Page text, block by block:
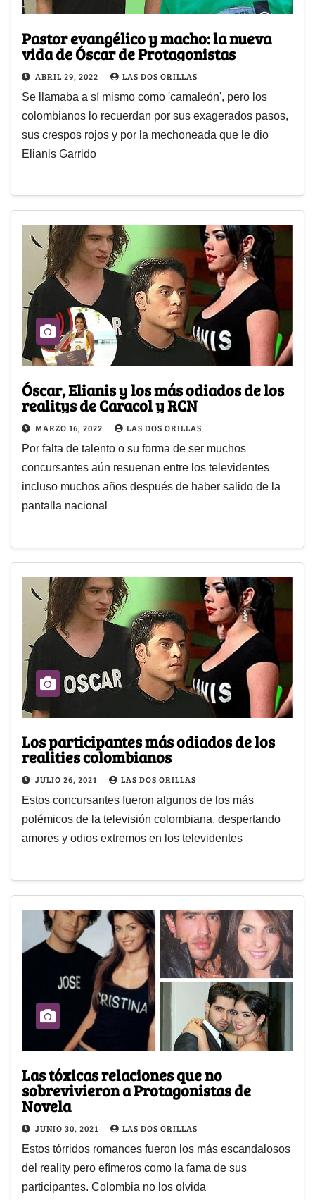
Pastor evangélico y macho: la nueva
vida de Óscar de Protagonistas
ABRIL 29, 2022 LAS DOS ORILLAS
Se llamaba a sí mismo como 'camaleón', pero los
colombianos lo recuerdan por sus exagerados pasos,
sus crespos rojos y por la mechoneada que le dio
Elianis Garrido
Óscar, Elianis y los más odiados de los
realitys de Caracol y RCN
MARZO 16, 2022 LAS DOS ORILLAS
Por falta de talento o su forma de ser muchos
concursantes aún resuenan entre los televidentes
incluso muchos años después de haber salido de la
pantalla nacional
Los participantes más odiados de los
realities colombianos
JULIO 26, 2021 LAS DOS ORILLAS
Estos concursantes fueron algunos de los más
polémicos de la televisión colombiana, despertando
amores y odios extremos en los televidentes
Las tóxicas relaciones que no
sobrevivieron a Protagonistas de
Novela
JUNIO 30, 2021 LAS DOS ORILLAS
Estos tórridos romances fueron los más escandalosos
del reality pero efímeros como la fama de sus
participantes. Colombia no los olvida